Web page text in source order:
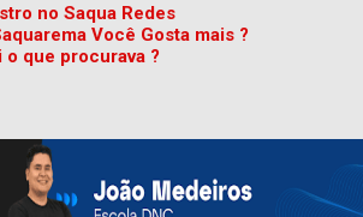
no Saqua Redes
Você Gosta mais ?
que procurava ?